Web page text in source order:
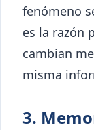
fenómeno
es la razón
cambian
misma
3.